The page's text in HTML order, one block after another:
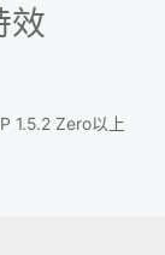
效
1.5.2 Zero以上